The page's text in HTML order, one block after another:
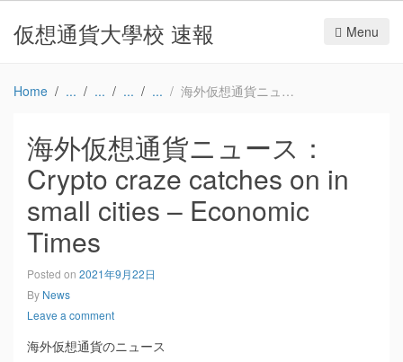
仮想通貨大學校 速報 Menu
Home 海外仮想通貨ニュース：Crypto craze catches on in small cities – Economic Times
海外仮想通貨ニュース：
Crypto craze catches on in
small cities – Economic
Times
Posted on 2021年9月22日
By News
Leave a comment
海外仮想通貨のニュース